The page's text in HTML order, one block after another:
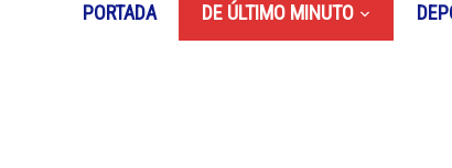
PORTADA DE ÚLTIMO MINUTO